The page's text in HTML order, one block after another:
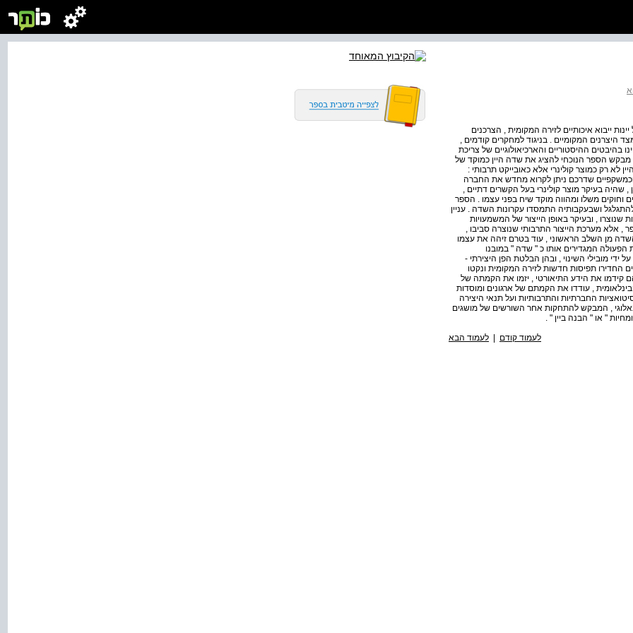
ייבוא איכותיים לזירה המקומית , הצרכנים
היצרנים המקומיים . בניגוד למחקרים קודמים ,
בהיבטים ההיסטוריים והארכיאולוגיים של צריכת
מבקש הספר הנוכחי להציג את שדה היין כמוקד של
לא רק כמוצר קולינרי אלא כאובייקט תרבותי :
שדרכם ניתן לקרוא מחדש את החברה
שהיה בעיקר מוצר קולינרי בעל הקשרים דתיים ,
וחוקים משלו ומהווה מוקד שיח בפני עצמו . הספר
ושבעקבותיה התמסדו עקרונות השדה . עניין
, ובעיקר באופן הייצור של המשמעויות
, אלא מערכת הייצור התרבותי שנוצרה סביבו ,
מן השלב הראשוני , עוד בטרם זיהה את עצמו
הפעולה המגדירים אותו כ " שדה " במובנו
ידי מובילי השינוי , ובהן הבלטת הפן היצירתי -
החדירו תפיסות חדשות לזירה המקומית ונקטו
קידמו את הידע התיאורטי , יזמו את הקמתה של
, עודדו את הקמתם של ארגונים ומוסדות
החברתיות והתרבותיות ועל תנאי היצירה
, המבקש להתחקות אחר השורשים של מושגים
" או " הבנה ביין " .
לעמוד קודם | לעמוד הבא